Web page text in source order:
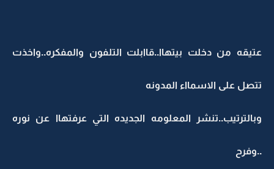
عتيقه من دخلت بيتهاا..قاابلت التلفون والمفكره..واخذت
تتصل على الاسمااء المدونه
وبالترتيب..تنشر المعلومه الجديده التي عرفتهاا عن نوره
..وفرح